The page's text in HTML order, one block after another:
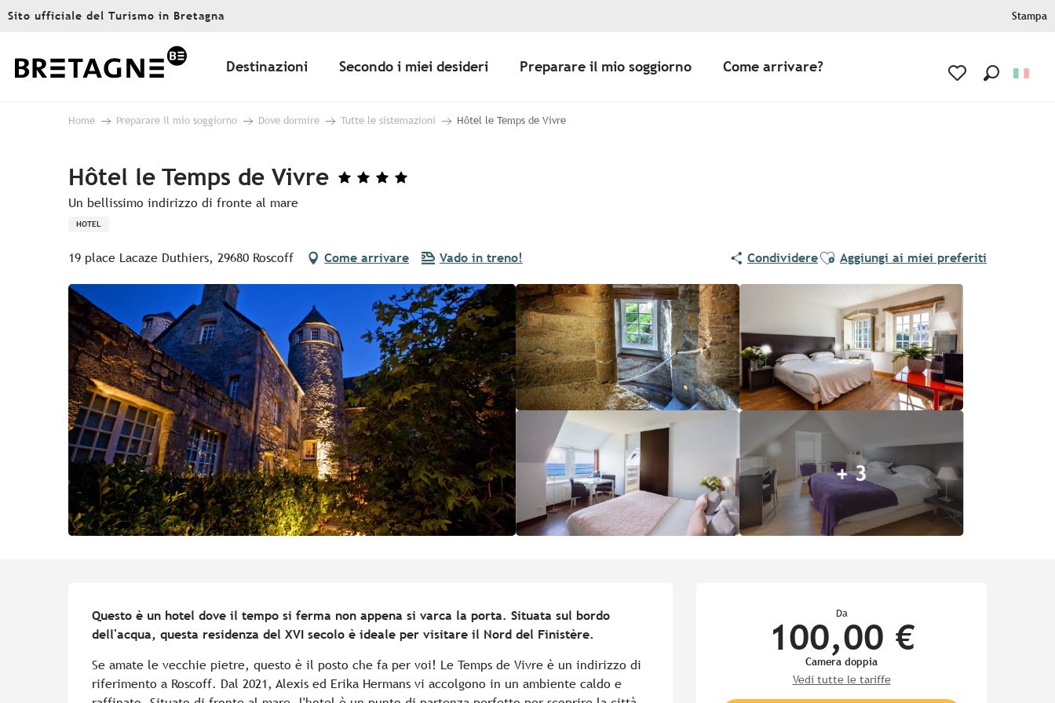
Aller
principal
Sito ufficiale del Turismo in Bretagna Stampa
Destinazioni Secondo i miei desideri Preparare il mio soggiorno Come arrivare?
Home Preparare il mio soggiorno Dove dormire Tutte le sistemazioni Hôtel le Temps de Vivre
Hôtel le Temps de Vivre
Un bellissimo indirizzo di fronte al mare
HOTEL
19 place Lacaze Duthiers, 29680 Roscoff Come arrivare Vado in treno! CondividereAjouter aux favoris
Aggiungi ai miei preferiti
+ 3
Da
100,00 €
Camera doppia
Vedi tutte le tariffe
Questo è un hotel dove il tempo si ferma non appena si varca la porta. Situata sul bordo
dell'acqua, questa residenza del XVI secolo è ideale per visitare il Nord del Finistère.
Se amate le vecchie pietre, questo è il posto che fa per voi! Le Temps de Vivre è un indirizzo di
riferimento a Roscoff. Dal 2021, Alexis ed Erika Hermans vi accolgono in un ambiente caldo e